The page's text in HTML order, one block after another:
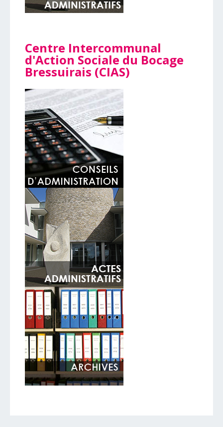
Centre Intercommunal
d'Action Sociale du Bocage
Bressuirais (CIAS)